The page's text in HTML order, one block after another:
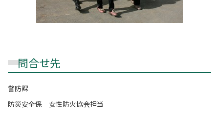
問合せ先
警防課
防災安全係 女性防火協会担当